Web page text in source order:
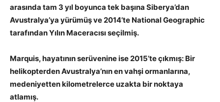
arasında tam 3 yıl boyunca tek başına Siberya’dan
Avustralya’ya yürümüş ve 2014’te National Geographic
tarafından Yılın Maceracısı seçilmiş.
Marquis, hayatının serüvenine ise 2015’te çıkmış: Bir
helikopterden Avustralya’nın en vahşi ormanlarına,
medeniyetten kilometrelerce uzakta bir noktaya
atlamış.